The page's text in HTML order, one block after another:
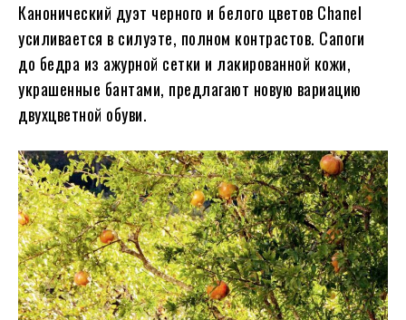
Канонический дуэт черного и белого цветов Chanel
усиливается в силуэте, полном контрастов. Сапоги
до бедра из ажурной сетки и лакированной кожи,
украшенные бантами, предлагают новую вариацию
двухцветной обуви.